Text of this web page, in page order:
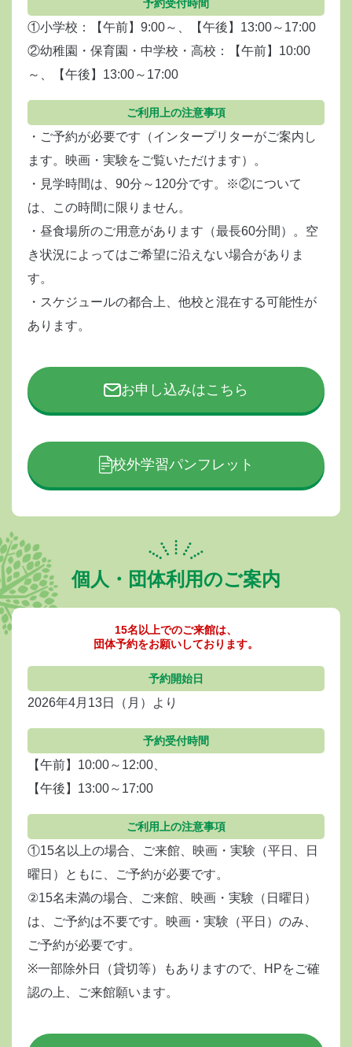
予約受付時間
①小学校：【午前】9:00～、【午後】13:00～17:00
②幼稚園・保育園・中学校・高校：【午前】10:00
～、【午後】13:00～17:00
ご利用上の注意事項
・ご予約が必要です（インタープリターがご案内し
ます。映画・実験をご覧いただけます）。
・見学時間は、90分～120分です。※②について
は、この時間に限りません。
・昼食場所のご用意があります（最長60分間）。空
き状況によってはご希望に沿えない場合がありま
す。
・スケジュールの都合上、他校と混在する可能性が
あります。
お申し込みはこちら
校外学習パンフレット
個人・団体利用のご案内
15名以上でのご来館は、
団体予約をお願いしております。
予約開始日
2026年4月13日（月）より
予約受付時間
【午前】10:00～12:00、
【午後】13:00～17:00
ご利用上の注意事項
①15名以上の場合、ご来館、映画・実験（平日、日
曜日）ともに、ご予約が必要です。
②15名未満の場合、ご来館、映画・実験（日曜日）
は、ご予約は不要です。映画・実験（平日）のみ、
ご予約が必要です。
※一部除外日（貸切等）もありますので、HPをご確
認の上、ご来館願います。